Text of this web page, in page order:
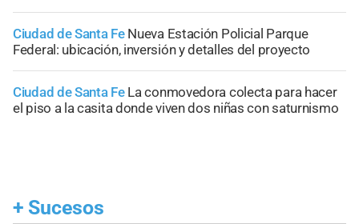
Ciudad de Santa Fe Nueva Estación Policial Parque
Federal: ubicación, inversión y detalles del proyecto
Ciudad de Santa Fe La conmovedora colecta para hacer
el piso a la casita donde viven dos niñas con saturnismo
+ Sucesos